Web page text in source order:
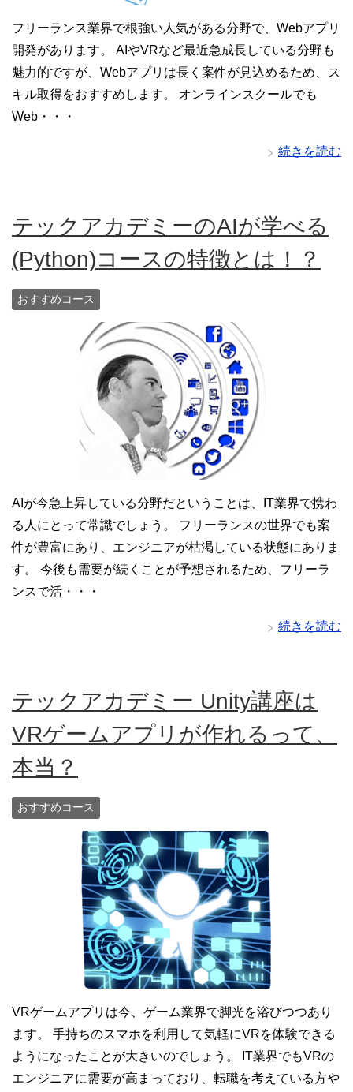
フリーランス業界で根強い人気がある分野で、Webアプリ
開発があります。 AIやVRなど最近急成長している分野も
魅力的ですが、Webアプリは長く案件が見込めるため、ス
キル取得をおすすめします。 オンラインスクールでも
Web・・・
続きを読む
テックアカデミーのAIが学べる
(Python)コースの特徴とは！？
おすすめコース
AIが今急上昇している分野だということは、IT業界で携わ
る人にとって常識でしょう。 フリーランスの世界でも案
件が豊富にあり、エンジニアが枯渇している状態にありま
す。 今後も需要が続くことが予想されるため、フリーラ
ンスで活・・・
続きを読む
テックアカデミー Unity講座は
VRゲームアプリが作れるって、
本当？
おすすめコース
VRゲームアプリは今、ゲーム業界で脚光を浴びつつあり
ます。 手持ちのスマホを利用して気軽にVRを体験できる
ようになったことが大きいのでしょう。 IT業界でもVRの
エンジニアに需要が高まっており、転職を考えている方や